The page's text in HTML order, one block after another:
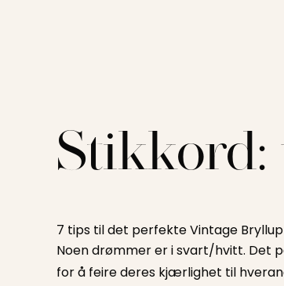
Stikkord:
7 tips til det perfekte Vintage Bryllup
Noen drømmer er i svart/hvitt. Det
for å feire deres kjærlighet til